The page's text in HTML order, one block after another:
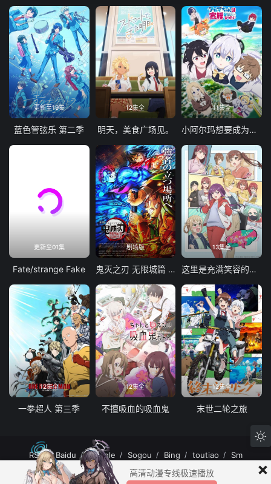
更新至19集
蓝色管弦乐 第二季
12集全
明天，美食广场见。
11集全
小阿尔玛想要成为家人
更新至01集
Fate/strange Fake
剧场版
鬼灭之刃 无限城篇 第一章 猗窝座再袭
13集全
这里是充满笑容的职场。
12集全
一拳超人 第三季
12集全
不擅吸血的吸血鬼
12集全
末世二轮之旅
RSS Baidu Google Sogou Bing toutiao Sm
MuteFun动漫网站-无声乐趣-(゜-゜)つロ 干杯~MuteFun动漫网站所有内容均来
自互联网分享站点所提供的公开引用资源，未提供资源上传、存储服务。
×
高清动漫专线极速播放